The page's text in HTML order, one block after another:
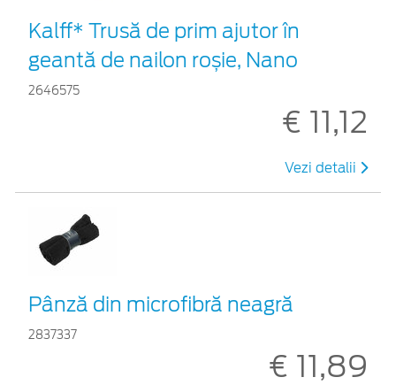
Kalff* Trusă de prim ajutor în
geantă de nailon roșie, Nano
2646575
€ 11,12
Vezi detalii
Pânză din microfibră neagră
2837337
€ 11,89